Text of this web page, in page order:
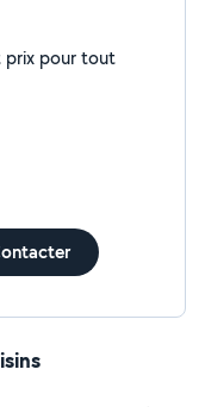
prix pour tout